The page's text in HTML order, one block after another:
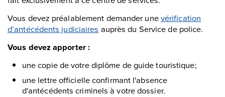
Vous devez préalablement demander unevérification
d’antécédents judiciaires auprès du Service de police.
Vous devez apporter :
une copie de votre diplôme de guide touristique;
une lettre officielle confirmant l'absence
d'antécédents criminels à votre dossier.